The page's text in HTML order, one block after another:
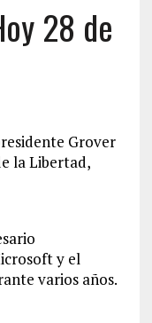
28 de
Grover
la Libertad,
y el
varios años.